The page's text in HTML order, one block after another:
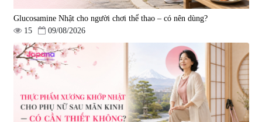
Glucosamine Nhật cho người chơi thể thao – có nên dùng?
15
09/08/2026